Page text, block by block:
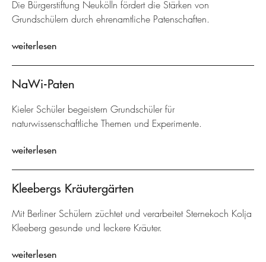
Die Bürgerstiftung Neukölln fördert die Stärken von
Grundschülern durch ehrenamtliche Patenschaften.
weiterlesen
NaWi-Paten
Kieler Schüler begeistern Grundschüler für
naturwissenschaftliche Themen und Experimente.
weiterlesen
Kleebergs Kräutergärten
Mit Berliner Schülern züchtet und verarbeitet Sternekoch Kolja
Kleeberg gesunde und leckere Kräuter.
weiterlesen